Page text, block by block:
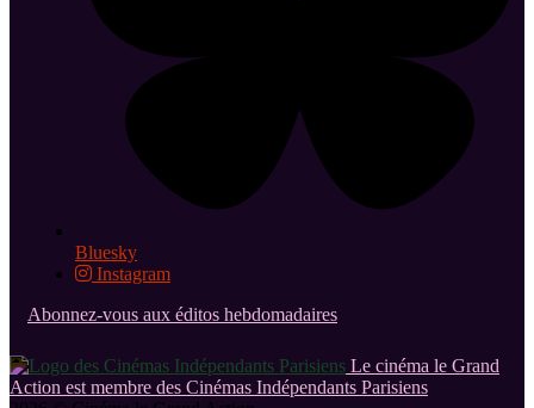
Bluesky
Instagram
Abonnez-vous aux éditos hebdomadaires
Le cinéma le Grand
Action est membre des Cinémas Indépendants Parisiens